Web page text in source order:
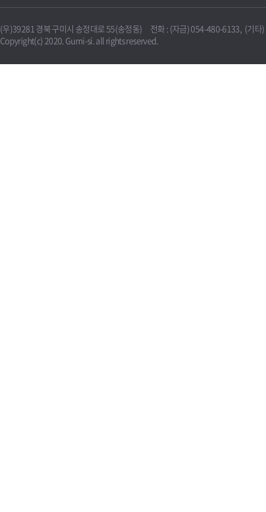
(우)39281 경북 구미시 송정대로 55(송정동) 전화 : (자금) 054-480-6133, (기타
Copyright(c) 2020. Gumi-si. all rights reserved.